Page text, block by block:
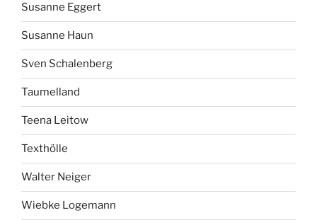
Susanne Eggert
Susanne Haun
Sven Schalenberg
Taumelland
Teena Leitow
Texthölle
Walter Neiger
Wiebke Logemann